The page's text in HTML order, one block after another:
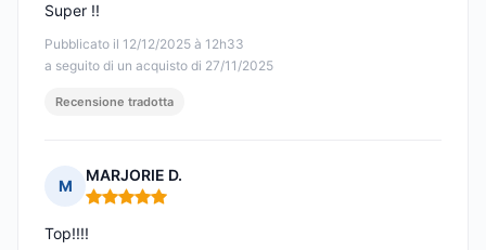
Pubblicato il 12/12/2025 à 12h33
a seguito di un acquisto di 27/11/2025
Super !!
Recensione tradotta
M
MARJORIE D.
Nota: 5 su 5
Top!!!!